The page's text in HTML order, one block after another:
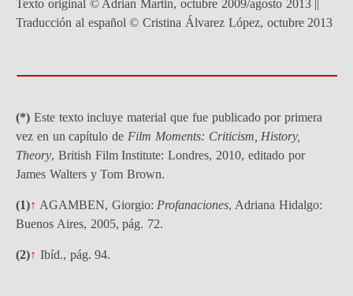
Texto original © Adrian Martin, octubre 2009/agosto 2013 ||
Traducción al español © Cristina Álvarez López, octubre 2013
(*) Este texto incluye material que fue publicado por primera
vez en un capítulo de Film Moments: Criticism, History,
Theory, British Film Institute: Londres, 2010, editado por
James Walters y Tom Brown.
(1)↑ AGAMBEN, Giorgio: Profanaciones, Adriana Hidalgo:
Buenos Aires, 2005, pág. 72.
(2)↑ Ibíd., pág. 94.